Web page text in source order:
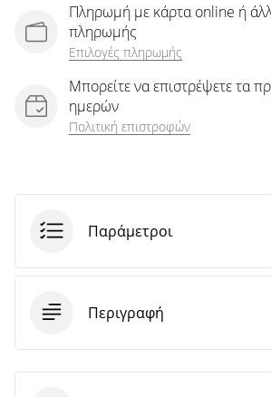
Πληρωμή με κάρτα online ή
πληρωμής
Επιλογές πληρωμής
Μπορείτε να επιστρέψετε τα
ημερών
Πολιτική επιστροφών
Παράμετροι
Περιγραφή